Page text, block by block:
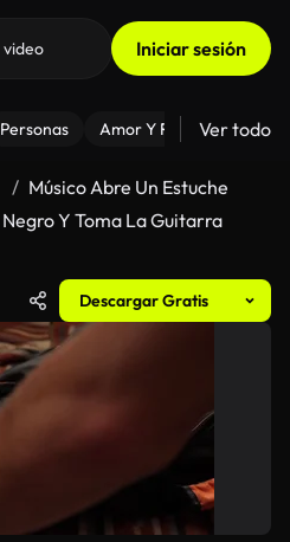
Iniciar sesión
Personas Amor Y Relaciones
Ver todo
Músico Abre Un Estuche
Negro Y Toma La Guitarra
Descargar Gratis